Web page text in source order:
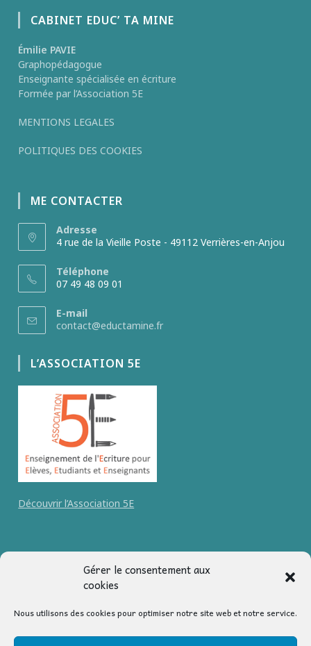
Gérer le consentement aux
cookies
Nous utilisons des cookies pour optimiser notre site web et notre service.
CABINET EDUC’ TA MINE
Émilie PAVIE
Graphopédagogue
Enseignante spécialisée en écriture
Formée par l’Association 5E
MENTIONS LEGALES
POLITIQUES DES COOKIES
ME CONTACTER
Adresse
4 rue de la Vieille Poste - 49112 Verrières-en-Anjou
Téléphone
07 49 48 09 01
E-mail
contact@eductamine.fr
L’ASSOCIATION 5E
Découvrir l’Association 5E
Accueil
Graphopédagogie
Outils pédagogiques